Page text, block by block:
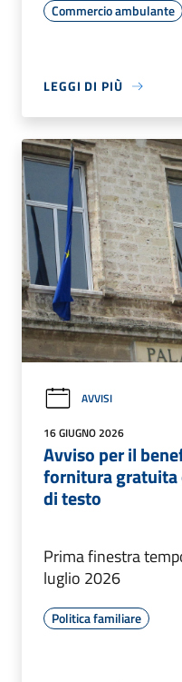
Commercio ambulante
LEGGI DI PIÙ
AVVISI
16 GIUGNO 2026
Avviso per il
fornitura gratuita
di testo
Prima finestra
luglio 2026
Politica familiare